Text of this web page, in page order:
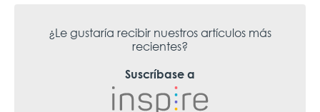
¿Le gustaría recibir nuestros artículos más
recientes?
Suscríbase a